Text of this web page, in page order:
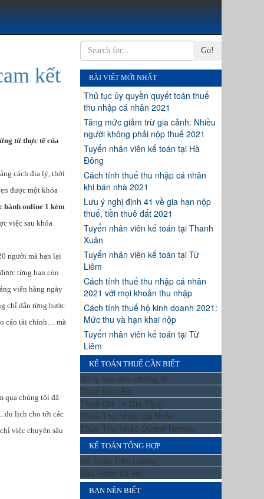
kết
từ thực tế của
cách địa lý, thời
được một khóa
hành online 1 kèm
việc sau khóa
người mà bạn lại
từng bạn còn
viên hàng ngày
chỉ dẫn từng bước
cáo tài chính… mà
qua chúng tôi đã
lịch cho tới các
việc chuyên sâu
Go!
BÀI VIẾT MỚI NHẤT
Thủ tục ủy quyền quyết toán thuế
thu nhập cá nhân 2021
Tăng mức giảm trừ gia cảnh: Nhiều
người không phải nộp thuế 2021
Tuyển nhân viên kế toán tại Hà
Đông
Cách tính thuế thu nhập cá nhân
khi bán nhà 2021
Lưu ý nghị định 41 về gia hạn nộp
thuế, tiền thuê đất 2021
Tuyển nhân viên kế toán tại Thanh
Xuân
Tuyển nhân viên kế toán tại Từ
Liêm
Cách tính thuế thu nhập cá nhân
2021 với mọi khoản thu nhập
Cách tính thuế hộ kinh doanh 2021:
Mức thu và hạn khai nộp
Tuyển nhân viên kế toán tại Từ
Liêm
KẾ TOÁN THUẾ CẦN BIẾT
Xử lý hóa đơn chứng từ
Thuế Môn Bài
Thuế Giá Trị Gia Tăng
Thuế Thu Nhập Cá Nhân
Thuế Thu Nhập Doanh Nghiệp
KẾ TOÁN TỔNG HỢP
Kế Toán Tiền Lương
Bảo Hiểm Xã Hội
BẠN NÊN BIẾT